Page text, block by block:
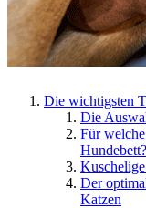
Die wichtigsten
Die
Für
Hundebett?
Der
Katzen